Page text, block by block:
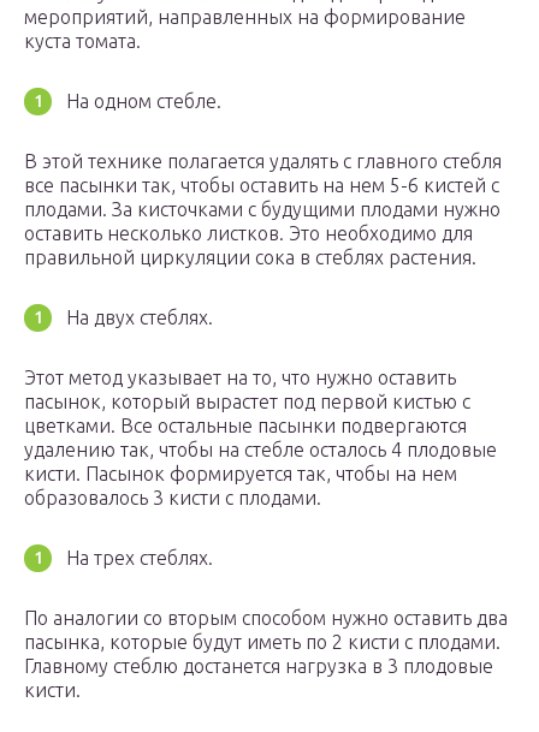
мероприятий, направленных на формирование
куста томата.
На одном стебле.
В этой технике полагается удалять с главного стебля
все пасынки так, чтобы оставить на нем 5-6 кистей с
плодами. За кисточками с будущими плодами нужно
оставить несколько листков. Это необходимо для
правильной циркуляции сока в стеблях растения.
На двух стеблях.
Этот метод указывает на то, что нужно оставить
пасынок, который вырастет под первой кистью с
цветками. Все остальные пасынки подвергаются
удалению так, чтобы на стебле осталось 4 плодовые
кисти. Пасынок формируется так, чтобы на нем
образовалось 3 кисти с плодами.
На трех стеблях.
По аналогии со вторым способом нужно оставить два
пасынка, которые будут иметь по 2 кисти с плодами.
Главному стеблю достанется нагрузка в 3 плодовые
кисти.